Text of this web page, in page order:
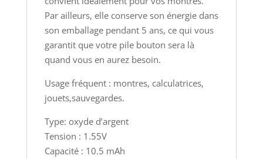
Par ailleurs, elle conserve son énergie dans
son emballage pendant 5 ans, ce qui vous
garantit que votre pile bouton sera là
quand vous en aurez besoin.
Usage fréquent : montres, calculatrices,
jouets,sauvegardes.
Type: oxyde d’argent
Tension : 1.55V
Capacité : 10.5 mAh